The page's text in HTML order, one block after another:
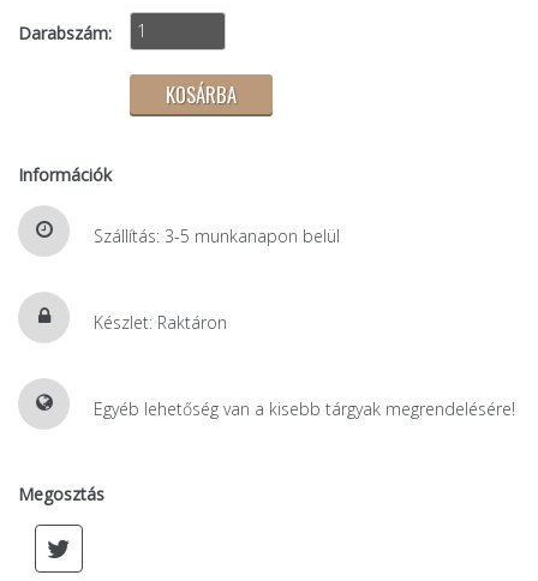
Darabszám:
Információk
Szállítás: 3-5 munkanapon belül
Készlet: Raktáron
Egyéb lehetőség van a kisebb tárgyak megrendelésére!
Megosztás